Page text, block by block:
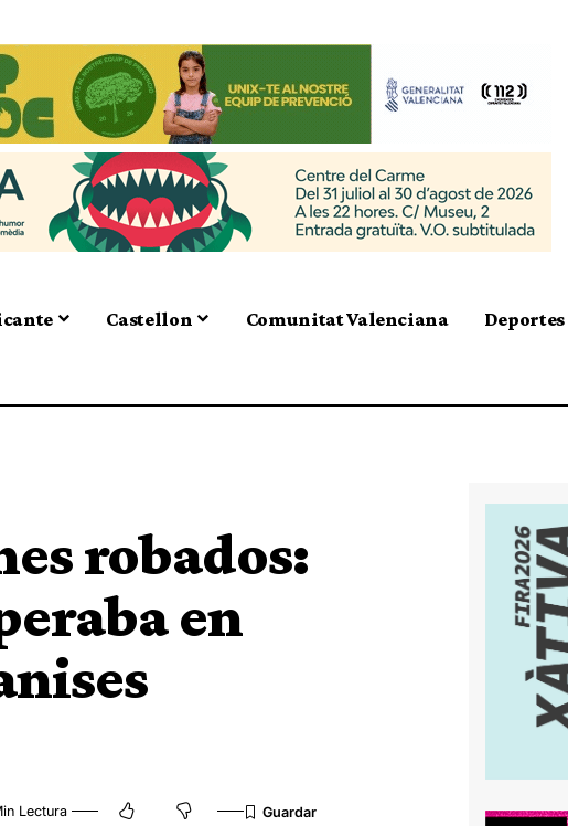
Castellon Comunitat Valenciana Deportes
robados:
en
Lectura